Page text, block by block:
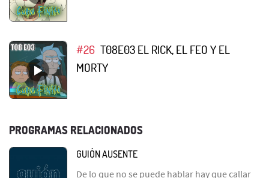
#26 T08E03 EL RICK, EL FEO Y EL
MORTY
PROGRAMAS RELACIONADOS
GUIÓN AUSENTE
De lo que no se puede hablar hay que callar